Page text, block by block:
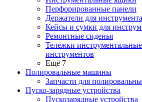
Перфорированные панели
Держатели для инструмента
Кейсы и сумки для
Ремонтные сиденья
Тележки
инструментов
Ещё 7
Полировальные машины
Запчасти для
Пуско-зарядные устройства
Пускозарядные устройства